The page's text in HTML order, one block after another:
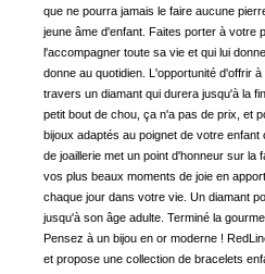
que ne pourra jamais le faire aucune
jeune âme d'enfant. Faites porter à votre
l'accompagner toute sa vie et qui lui
donne au quotidien. L'opportunité d'offrir
travers un diamant qui durera jusqu'à la
petit bout de chou, ça n'a pas de prix, et
bijoux adaptés au poignet de votre
de joaillerie met un point d'honneur sur la
vos plus beaux moments de joie en
chaque jour dans votre vie. Un diamant
jusqu'à son âge adulte. Terminé la
Pensez à un bijou en or moderne !
et propose une collection de bracelets